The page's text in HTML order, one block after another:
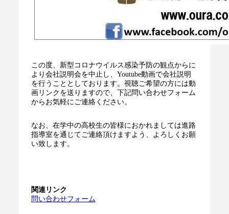
この度、新型コロナウイルス感染予防の観点からに
より会社説明会を中止し、Youtube動画で会社説明
を行うこととしております。視聴ご希望の方には動
画リンクを送りますので、下記問い合わせフォーム
からお気軽にご連絡ください。
なお、在学中の高校生の皆様におかれましては進路
指導室を通じてご連絡頂けますよう、よろしくお願
い致します。
関連リンク
問い合わせフォーム